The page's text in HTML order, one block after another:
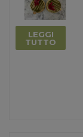
LEGGI
TUTTO